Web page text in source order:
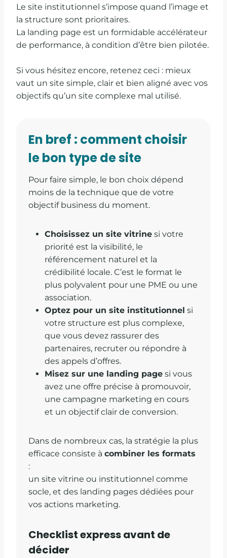
Le site institutionnel s’impose quand l’image et
la structure sont prioritaires.
La landing page est un formidable accélérateur
de performance, à condition d’être bien pilotée.
Si vous hésitez encore, retenez ceci : mieux
vaut un site simple, clair et bien aligné avec vos
objectifs qu’un site complexe mal utilisé.
En bref : comment choisir
le bon type de site
Pour faire simple, le bon choix dépend
moins de la technique que de votre
objectif business du moment.
Choisissez un site vitrine si votre
priorité est la visibilité, le
référencement naturel et la
crédibilité locale. C’est le format le
plus polyvalent pour une PME ou une
association.
Optez pour un site institutionnel si
votre structure est plus complexe,
que vous devez rassurer des
partenaires, recruter ou répondre à
des appels d’offres.
Misez sur une landing page si vous
avez une offre précise à promouvoir,
une campagne marketing en cours
et un objectif clair de conversion.
Dans de nombreux cas, la stratégie la plus
efficace consiste à combiner les formats
:
un site vitrine ou institutionnel comme
socle, et des landing pages dédiées pour
vos actions marketing.
Checklist express avant de
décider